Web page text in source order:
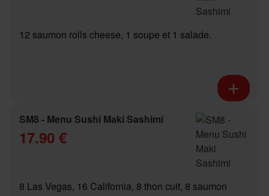
12 saumon rolls cheese, 1 soupe et 1 salade.
SM8 - Menu Sushi Maki Sashimi
17.90 €
8 Las Vegas, 16 California, 8 thon cuit, 8 saumon